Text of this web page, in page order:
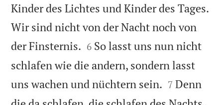
Kinder des Lichtes und Kinder des Tages.
Wir sind nicht von der Nacht noch von
der Finsternis. 

6 So lasst uns nun nicht
schlafen wie die andern, sondern lasst
uns wachen und nüchtern sein. 

7 Denn